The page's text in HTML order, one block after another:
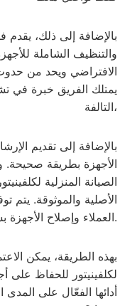
بالإضافة إلى ذلك، يقدم
والتنظيف الشاملة
الافتراضي ويحد من
يمتلك الفريق خبرة في
التالفة،
بالإضافة إلى تقديم
الأجهزة بطريقة
الصيانة المنزلية
الأصلية والموثوقة. يتم
العملاء وإصلاح الأجهزة بشكل فعّال ودون تأثير على جودتها.
بهذه الطريقة، يمكن
لكلفينيتور للحفاظ
أدائها الفعّال على